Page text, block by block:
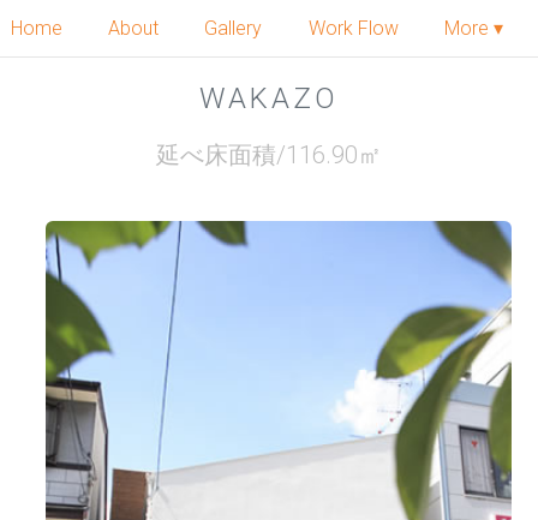
Home About Gallery Work Flow More ▾
WAKAZO
延べ床面積/116.90㎡